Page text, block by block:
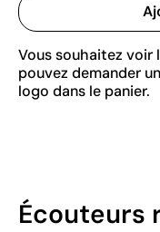
Vous souhaitez voir
pouvez demander
logo dans le panier.
Écouteurs